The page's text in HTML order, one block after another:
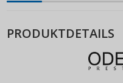
PRODUKTDETAILS